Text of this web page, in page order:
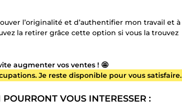
l’originalité et d’authentifier mon travail et à
la retirer grâce cette option si vous la trouvez
augmenter vos ventes ! 🤩
Je reste disponible pour vous satisfaire.
VOUS INTERESSER :